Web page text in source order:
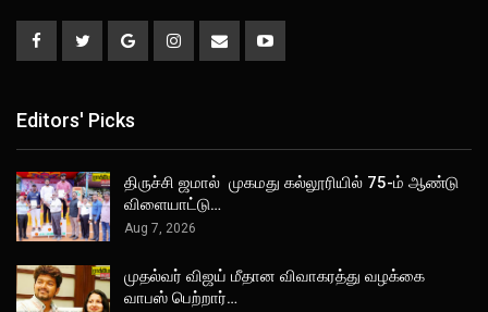
Editors' Picks
திருச்சி ஜமால் முகமது கல்லூரியில் 75-ம் ஆண்டு
விளையாட்டு…
Aug 7, 2026
முதல்வர் விஜய் மீதான விவாகரத்து வழக்கை
வாபஸ் பெற்றார்…